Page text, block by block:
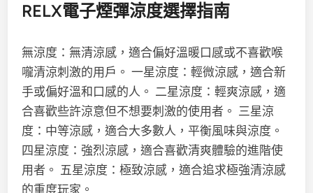
RELX電子煙彈涼度選擇指南
無涼度：無清涼感，適合偏好溫暖口感或不喜歡喉
嚨清涼刺激的用戶。 一星涼度：輕微涼感，適合新
手或偏好溫和口感的人。 二星涼度：輕爽涼感，適
合喜歡些許涼意但不想要刺激的使用者。 三星涼
度：中等涼感，適合大多數人，平衡風味與涼度。
四星涼度：強烈涼感，適合喜歡清爽體驗的進階使
用者。 五星涼度：極致涼感，適合追求極強清涼感
的重度玩家。